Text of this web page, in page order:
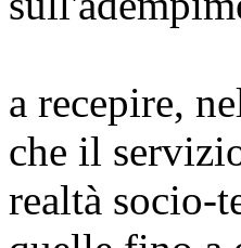
a recepire,
che il
realtà socio-